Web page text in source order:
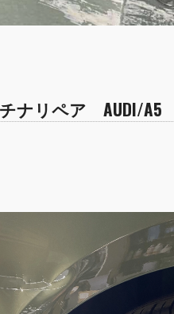
ナリペア AUDI/A5